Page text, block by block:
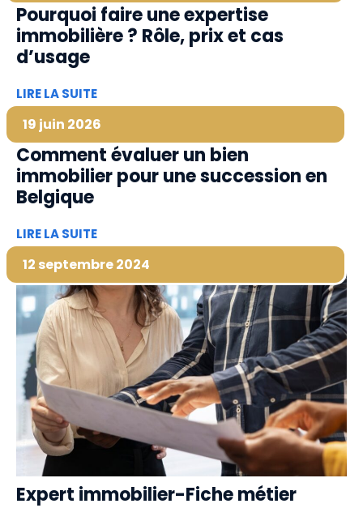
Pourquoi faire une expertise
immobilière ? Rôle, prix et cas
d’usage
LIRE LA SUITE
19 juin 2026
Comment évaluer un bien
immobilier pour une succession en
Belgique
LIRE LA SUITE
12 septembre 2024
Expert immobilier-Fiche métier